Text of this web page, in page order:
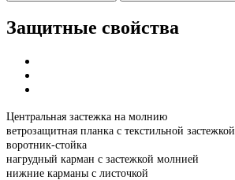
Защитные свойства
Центральная застежка на молнию
ветрозащитная планка с текстильной застежкой
воротник-стойка
нагрудный карман с застежкой молнией
нижние карманы с листочкой